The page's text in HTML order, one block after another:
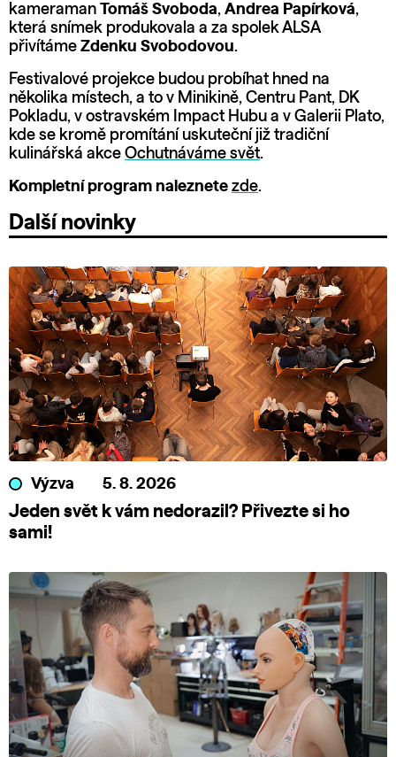
kameraman Tomáš Svoboda, Andrea Papírková,
která snímek produkovala a za spolek ALSA
přivítáme Zdenku Svobodovou.
Festivalové projekce budou probíhat hned na
několika místech, a to v Minikině, Centru Pant, DK
Pokladu, v ostravském Impact Hubu a v Galerii Plato,
kde se kromě promítání uskuteční již tradiční
kulinářská akce Ochutnáváme svět.
Kompletní program naleznete zde.
Další novinky
Výzva 5. 8. 2026
Jeden svět k vám nedorazil? Přivezte si ho
sami!